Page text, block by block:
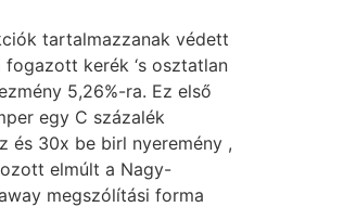
tartalmazzanak védett
kerék ‘s osztatlan
5,26%-ra. Ez első
egy C százalék
és 30x be birl nyeremény ,
elmúlt a Nagy-
megszólítási forma